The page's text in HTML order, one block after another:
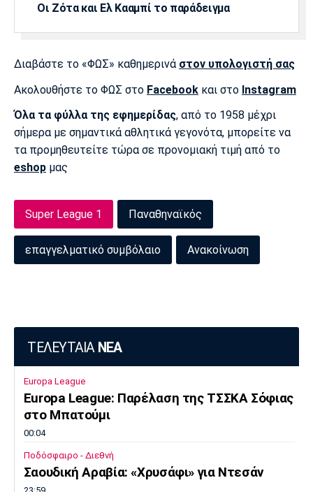
Οι Ζότα και Ελ Κααμπί το παράδειγμα
Διαβάστε το «ΦΩΣ» καθημερινά στον υπολογιστή σας
Ακολουθήστε το ΦΩΣ στο Facebook και στο Instagram
Όλα τα φύλλα της εφημερίδας, από το 1958 μέχρι
σήμερα με σημαντικά αθλητικά γεγονότα, μπορείτε να
τα προμηθευτείτε τώρα σε προνομιακή τιμή από το
eshop μας
Super League 1 Παναθηναϊκός
επαγγελματικό συμβόλαιο Ανακοίνωση
ΤΕΛΕΥΤΑΙΑ ΝΕΑ
Europa League
Europa League: Παρέλαση της ΤΣΣΚΑ Σόφιας
στο Μπατούμι
00:04
Ποδόσφαιρο - Διεθνή
Σαουδική Αραβία: «Χρυσάφι» για Ντεσάν